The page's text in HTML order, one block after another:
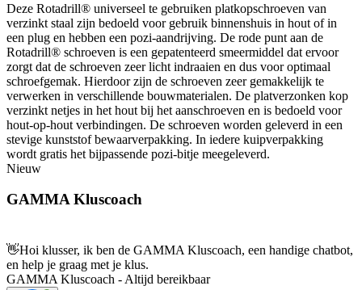
Deze Rotadrill® universeel te gebruiken platkopschroeven van
verzinkt staal zijn bedoeld voor gebruik binnenshuis in hout of in
een plug en hebben een pozi-aandrijving. De rode punt aan de
Rotadrill® schroeven is een gepatenteerd smeermiddel dat ervoor
zorgt dat de schroeven zeer licht indraaien en dus voor optimaal
schroefgemak. Hierdoor zijn de schroeven zeer gemakkelijk te
verwerken in verschillende bouwmaterialen. De platverzonken kop
verzinkt netjes in het hout bij het aanschroeven en is bedoeld voor
hout-op-hout verbindingen. De schroeven worden geleverd in een
stevige kunststof bewaarverpakking. In iedere kuipverpakking
wordt gratis het bijpassende pozi-bitje meegeleverd.
Nieuw
GAMMA Kluscoach
👋Hoi klusser, ik ben de GAMMA Kluscoach, een handige chatbot,
en help je graag met je klus.
GAMMA Kluscoach - Altijd bereikbaar